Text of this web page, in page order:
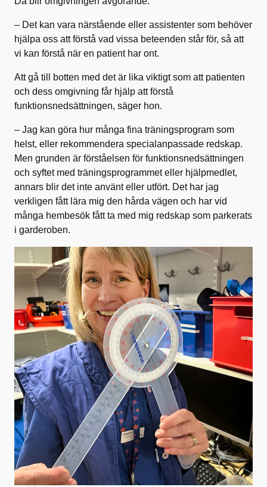
– Det kan vara närstående eller assistenter som behöver
hjälpa oss att förstå vad vissa beteenden står för, så att
vi kan förstå när en patient har ont.
Att gå till botten med det är lika viktigt som att patienten
och dess omgivning får hjälp att förstå
funktionsnedsättningen, säger hon.
– Jag kan göra hur många fina träningsprogram som
helst, eller rekommendera specialanpassade redskap.
Men grunden är förståelsen för funktionsnedsättningen
och syftet med träningsprogrammet eller hjälpmedlet,
annars blir det inte använt eller utfört. Det har jag
verkligen fått lära mig den hårda vägen och har vid
många hembesök fått ta med mig redskap som parkerats
i garderoben.